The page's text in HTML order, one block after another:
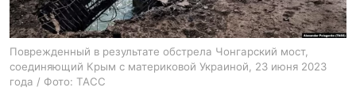
Поврежденный в результате обстрела Чонгарский мост,
соединяющий Крым с материковой Украиной, 23 июня 2023
года / Фото: ТАСС